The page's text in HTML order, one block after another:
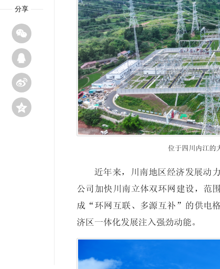
分享




位于四川内江的
近年来，川南地区经济发展动
公司加快川南立体双环网建设，范
成“环网互联、多源互补”的供电
济区一体化发展注入强劲动能。